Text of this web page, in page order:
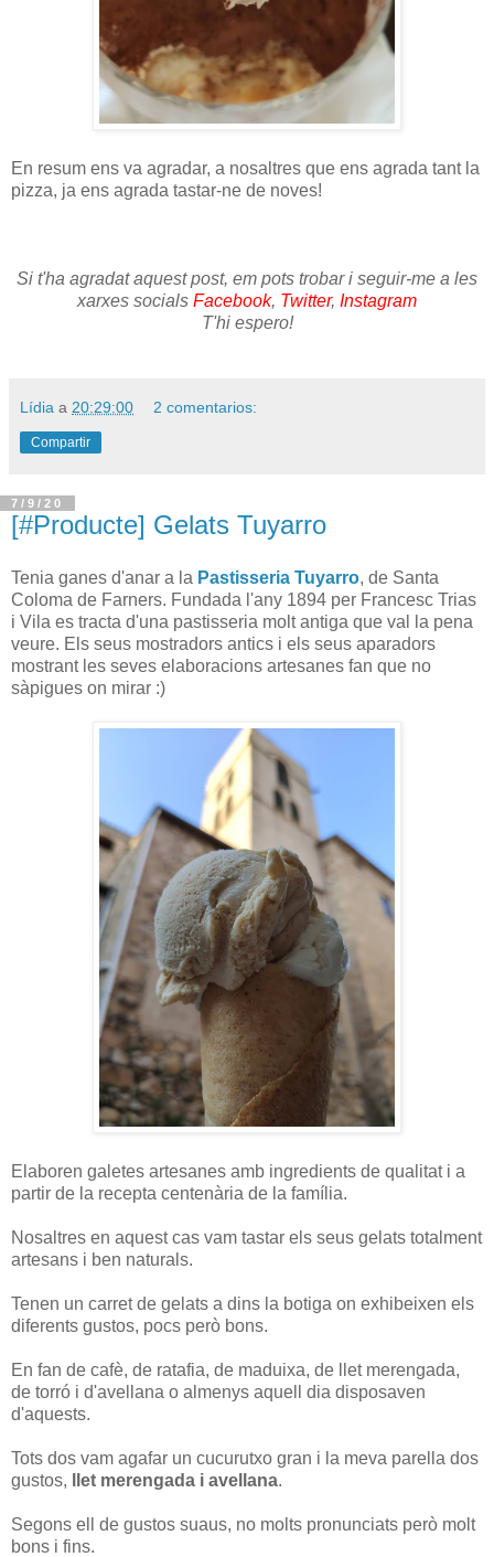
En resum ens va agradar, a nosaltres que ens agrada tant la
pizza, ja ens agrada tastar-ne de noves!
Si t'ha agradat aquest post, em pots trobar i seguir-me a les
xarxes socials Facebook, Twitter, Instagram
T'hi espero!
Lídia a 20:29:00 2 comentarios:
Compartir
7/9/20
[#Producte] Gelats Tuyarro
Tenia ganes d'anar a la Pastisseria Tuyarro, de Santa
Coloma de Farners. Fundada l'any 1894 per Francesc Trias
i Vila es tracta d'una pastisseria molt antiga que val la pena
veure. Els seus mostradors antics i els seus aparadors
mostrant les seves elaboracions artesanes fan que no
sàpigues on mirar :)
Elaboren galetes artesanes amb ingredients de qualitat i a
partir de la recepta centenària de la família.
Nosaltres en aquest cas vam tastar els seus gelats totalment
artesans i ben naturals.
Tenen un carret de gelats a dins la botiga on exhibeixen els
diferents gustos, pocs però bons.
En fan de cafè, de ratafia, de maduixa, de llet merengada,
de torró i d'avellana o almenys aquell dia disposaven
d'aquests.
Tots dos vam agafar un cucurutxo gran i la meva parella dos
gustos,
llet merengada i avellana.
Segons ell de gustos suaus, no molts pronunciats però molt
bons i fins.